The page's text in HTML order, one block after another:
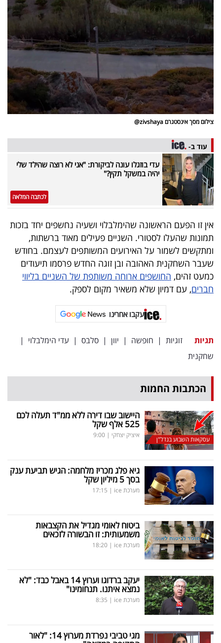
צילום מסך אינסטגרם zivshaya@
עוד ב-
עדי בוזגלו עונה לביקורת: "אני לא רוצה שהילד שלי
יהיה במשקל תקין?"
לכתבה המלאה
אין זו הפעם הראשונה שהימלבלוי ושעיה נחשפים יחד בזכות
תמונות שהעלו לסטורי. השניים פעילים מאוד ברשתות,
ומתקשים לשמור על האירועים המשותפים לעצמם. בחודש
שעבר השחקנית האהובה ובן זוגה החדש פרסמו תיעודים
כמעט זהים, החושפים ארוחה משותפת של השניים בליווי
חברים, עם דמיון שלא משאיר מקום לספק.
עקבו אחרינו
תגיות זוגיות | חופשה | יוון | סלבס | עדי הימלבלוי |
שחקנית
הכתבות החמות
עסקאות השבוע בנדל"ן
היישוב שבו דירה ללא ממ"ד תעלה לכם
525 אלף שקל
איציק יצחקי |
9:00
גיא פלג מכריז מלחמה: הגיש תביעת ענק
בסך 5 מיליון שקל
מערכת ice |
17:15
ביטוח לאומי מגדיל את הקצבאות
משמעותית: זו הבשורה לזכאים
מערכת ice |
18:20
יעקב ברדוגו וערוץ 14 באבל כבד: "לא
נמצא איתנו. תנחומינו"
מערכת ice |
8:35
מגי טביבי נפרדת מערוץ 14: "לאור